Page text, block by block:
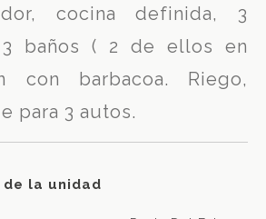
cocina definida, 3
3 baños ( 2 de ellos en
con barbacoa. Riego,
para 3 autos.
la unidad